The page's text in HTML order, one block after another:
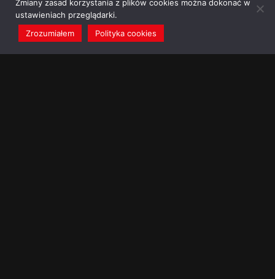
Zmiany zasad korzystania z plików cookies można dokonać w
ustawieniach przeglądarki.
Zrozumiałem
Polityka cookies